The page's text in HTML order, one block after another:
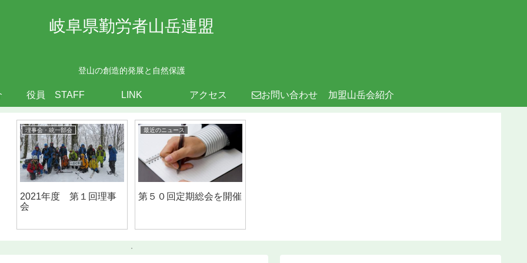
岐阜県勤労者山岳連盟
登山の創造的発展と自然保護
役員 STAFF LINK アクセス お問い合わせ 加盟山岳会紹介
理事会・統一部会
2021年度 第１回理事
会
最近のニュース
第５０回定期総会を開催